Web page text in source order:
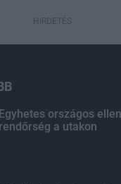
HIRDETÉS
Egyhetes országos
rendőrség a utakon